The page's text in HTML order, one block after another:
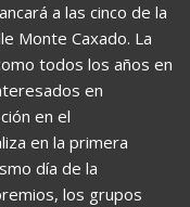
a las cinco de la
Monte Caxado. La
todos los años en
en
en el
en la primera
día de la
los grupos